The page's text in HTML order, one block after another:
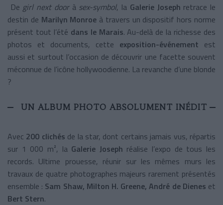
De girl next doorà sex-symbol, la Galerie Joseph retrace le
destin de Marilyn Monroe à travers un dispositif hors norme
présent tout l’été dans le Marais. Au-delà de la richesse des
photos et documents, cette exposition-événement est
aussi et surtout l’occasion de découvrir une facette souvent
méconnue de l’icône hollywoodienne. La revanche d’une blonde
?
UN ALBUM PHOTO ABSOLUMENT INÉDIT
Avec 200 clichés de la star, dont certains jamais vus, répartis
sur 1 000 m², la Galerie Joseph réalise l’expo de tous les
records. Ultime prouesse, réunir sur les mêmes murs les
travaux de quatre photographes majeurs rarement présentés
ensemble : Sam Shaw, Milton H. Greene, André de Dienes et
Bert Stern.